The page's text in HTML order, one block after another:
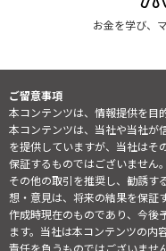
お金を学び、
ご留意事項
本コンテンツは、情報提供を目
本コンテンツは、当社や当社が
を提供していますが、当社はそ
保証するものではございません
その他の取引を推奨し、勧誘す
想・意見は、将来の結果を保証
作成時現在のものであり、今後
ます。当社は本コンテンツの内